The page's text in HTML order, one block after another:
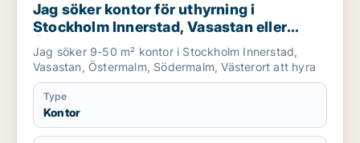
Jag söker kontor för uthyrning i
Stockholm Innerstad, Vasastan eller
Östermalm m.fl.
Jag söker 9-50 m² kontor i Stockholm Innerstad,
Vasastan, Östermalm, Södermalm, Västerort att hyra
Type
Kontor